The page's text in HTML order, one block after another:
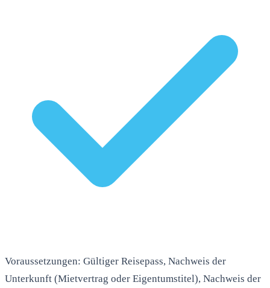
Voraussetzungen: Gültiger Reisepass, Nachweis der
Unterkunft (Mietvertrag oder Eigentumstitel), Nachweis der